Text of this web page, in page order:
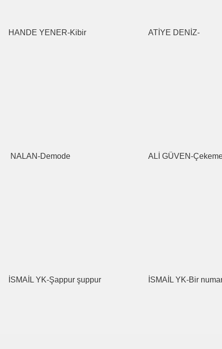
HANDE YENER-Kibir ATİYE DENİZ-
NALAN-Demode ALİ GÜVEN-
İSMAİL YK-Şappur şuppur İSMAİL YK-Bir